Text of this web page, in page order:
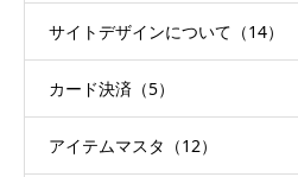
サイトデザインについて（14）
カード決済（5）
アイテムマスタ（12）